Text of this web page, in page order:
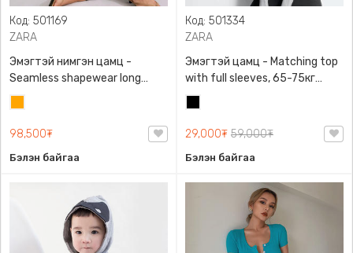
Код: 501169
ZARA
Эмэгтэй нимгэн цамц -
Seamless shapewear long
sleeve t-shirt, 40-60кг жинд
таарна, ZARA, 8779/458/615,
Урт ханцуйтай
98,500₮
Бэлэн байгаа
Код: 501334
ZARA
Эмэгтэй цамц - Matching top
with full sleeves, 65-75кг
жинд таарна, ZARA,
0962/642/800, Задгай
энгэртэй, Урт ханцуйтай,
29,000₮ 59,000₮
Бэлэн байгаа